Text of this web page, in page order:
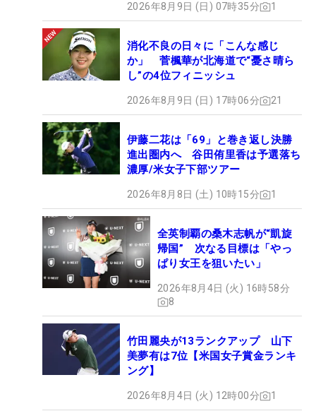
2026年8月9日 (日) 07時35分 1
消化不良の日々に「こんな感じ
か」 菅楓華が北海道で“憂さ晴ら
し”の4位フィニッシュ
2026年8月9日 (日) 17時06分 21
伊藤二花は「69」と巻き返し決勝
進出圏内へ 谷田侑里香は予選落ち
濃厚/米女子下部ツアー
2026年8月8日 (土) 10時15分 1
全英制覇の桑木志帆が“凱旋
帰国” 次なる目標は「やっ
ぱり女王を狙いたい」
2026年8月4日 (火) 16時58分
8
竹田麗央が13ランクアップ 山下
美夢有は7位【米国女子賞金ランキ
ング】
2026年8月4日 (火) 12時00分 1